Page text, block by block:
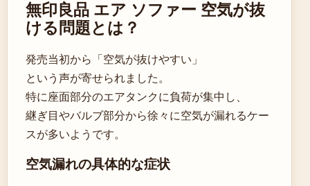
無印良品 エア ソファー 空気が抜
ける問題とは？
発売当初から「空気が抜けやすい」
という声が寄せられました。
特に座面部分のエアタンクに負荷が集中し、
継ぎ目やバルブ部分から徐々に空気が漏れるケー
スが多いようです。
空気漏れの具体的な症状